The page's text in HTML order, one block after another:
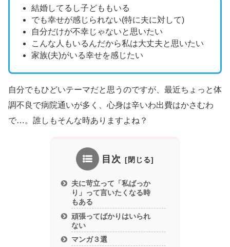
結婚してるし子どももいる
でも幸せが感じられない(特に夫に対して)
自分だけが不幸じゃないと思いたい
こんな人もいるんだから私は大丈夫と思いたい
家族(夫)がいる幸せを感じたい
自分でもひどいテーマだと思うのですが、最近ちょっと体
調不良で病院通いが多く、心身は辛いわ出費はかさむわ
で…。誰しもそんな時ありますよね？
目次
夫に苛立って「私ばっか
り」って言いたくなる時
もある
頑張ってばかりはいられ
ない
マンガ３選